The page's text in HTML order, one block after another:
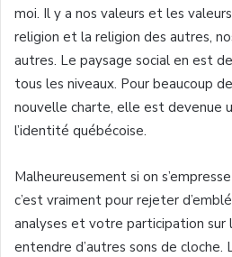
moi. Il y a nos valeurs et les
religion et la religion des autres,
autres. Le paysage social en est
tous les niveaux. Pour beaucoup
nouvelle charte, elle est devenue
l’identité québécoise.
Malheureusement si on
c’est vraiment pour rejeter
analyses et votre participation sur
entendre d’autres sons de cloche.